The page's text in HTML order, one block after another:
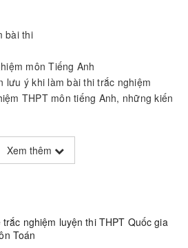
bài thi
môn Tiếng Anh
lưu ý khi làm bài thi trắc nghiệm
THPT môn tiếng Anh, những kiến
THPT Quốc gia 2022 của Nhà xuất
Quốc gia năm 2022 các môn Toán,
Khoa học xã hội, giúp các em và các
dễ dàng định hướng và xây dựng kế
phù hợp, nhằm chuẩn bị tốt nhất cho
Xem thêm
nghiệm luyện thi THPT Quốc gia
Toán